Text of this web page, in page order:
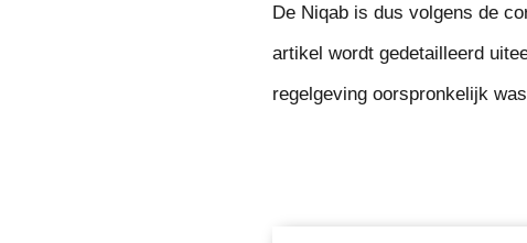
De Niqab is dus volgens de
artikel wordt gedetailleerd
regelgeving oorspronkelijk